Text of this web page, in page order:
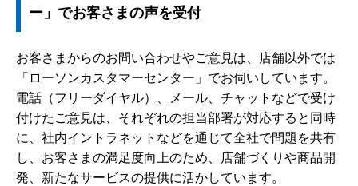
ー」でお客さまの声を受付
お客さまからのお問い合わせやご意見は、店舗以外では
「ローソンカスタマーセンター」でお伺いしています。
電話（フリーダイヤル）、メール、チャットなどで受け
付けたご意見は、それぞれの担当部署が対応すると同時
に、社内イントラネットなどを通じて全社で問題を共有
し、お客さまの満足度向上のため、店舗づくりや商品開
発、新たなサービスの提供に活かしています。